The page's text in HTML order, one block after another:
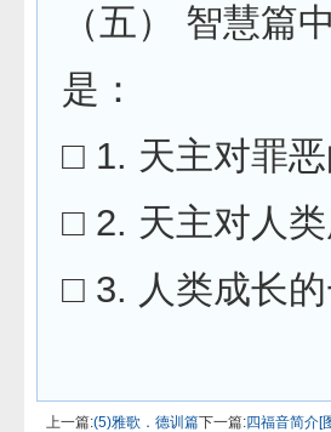
（五） 智慧篇
是：
□ 1. 天主对罪恶
□ 2. 天主对人
□ 3. 人类成长
上一篇:(5)雅歌．德训篇下一篇:四福音简介[